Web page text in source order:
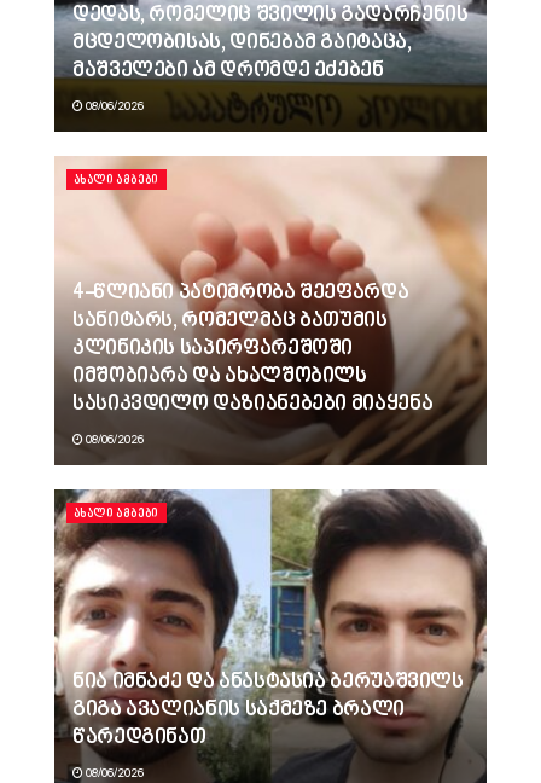
დედას, რომელიც შვილის გადარჩენის
მცდელობისას, დინებამ გაიტაცა,
მაშველები ამ დრომდე ეძებენ
08/06/2026
ᲐᲮᲐᲚᲘ ᲐᲛᲑᲔᲑᲘ
4-წლიანი პატიმრობა შეეფარდა
სანიტარს, რომელმაც ბათუმის
კლინიკის საპირფარეშოში
იმშობიარა და ახალშობილს
სასიკვდილო დაზიანებები მიაყენა
08/06/2026
ᲐᲮᲐᲚᲘ ᲐᲛᲑᲔᲑᲘ
ნია იმნაძე და ანასტასია ბერუაშვილს
გიგა ავალიანის საქმეზე ბრალი
წარედგინათ
08/06/2026